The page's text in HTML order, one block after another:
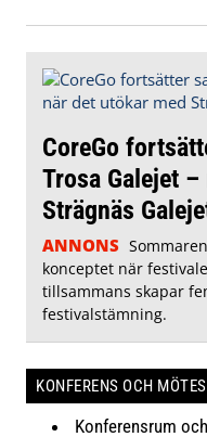
CoreGo
Trosa Galejet
Strägnäs
ANNONS
konceptet när
tillsammans skapar
festivalstämning.
KONFERENS OCH
Konferensrum